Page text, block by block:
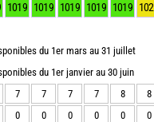
1019 1019 1019 1019 1019
du 1er mars au 31 juillet
du 1er janvier au 30 juin
7 7 7 7 8
8
0 0 0 0 0 0